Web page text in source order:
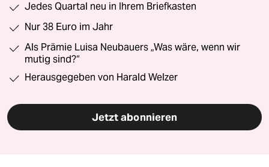
Jedes Quartal neu in Ihrem Briefkasten
Nur 38 Euro im Jahr
Als Prämie Luisa Neubauers „Was wäre, wenn wir
mutig sind?“
Herausgegeben von Harald Welzer
Jetzt abonnieren